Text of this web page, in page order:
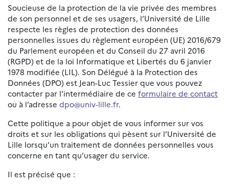
Soucieuse de la protection de la vie privée des membres
de son personnel et de ses usagers, l’Université de Lille
respecte les règles de protection des données
personnelles issues du règlement européen (UE) 2016/679
du Parlement européen et du Conseil du 27 avril 2016
(RGPD) et de la loi Informatique et Libertés du 6 janvier
1978 modifiée (LIL). Son Délégué à la Protection des
Données (DPO) est Jean-Luc Tessier que vous pouvez
contacter par l’intermédiaire de ce formulaire de contact
ou à l’adresse dpo@univ-lille.fr.
Cette politique a pour objet de vous informer sur vos
droits et sur les obligations qui pèsent sur l’Université de
Lille lorsqu’un traitement de données personnelles vous
concerne en tant qu’usager du service.
Il est précisé que :